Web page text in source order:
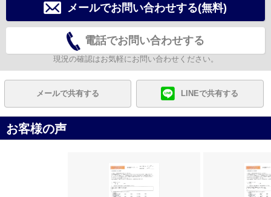
メールでお問い合わせする(無料)
電話でお問い合わせする
現況の確認はお気軽にお問い合わせください。
メールで共有する LINEで共有する
お客様の声